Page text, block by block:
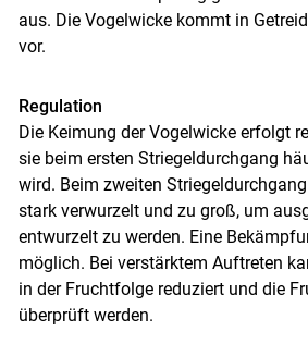
aus. Die Vogelwicke kommt in
vor.
Regulation
Die Keimung der Vogelwicke erfolgt
sie beim ersten Striegeldurchgang
wird. Beim zweiten
stark verwurzelt und zu groß, um
entwurzelt zu werden. Eine
möglich. Bei verstärktem Auftreten
in der Fruchtfolge reduziert und die
überprüft werden.